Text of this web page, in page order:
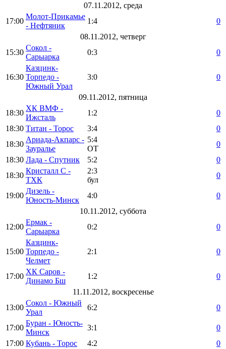
07.11.2012, среда
17:00
Молот-Прикамье
- Нефтяник
1:4
0
08.11.2012, четверг
15:30
Сокол -
Сарыарка
0:3 0
16:30
Казцинк-
Торпедо -
Южный Урал
3:0 0
09.11.2012, пятница
18:30
ХК ВМФ -
Ижсталь
1:2
0
18:30 Титан - Торос 3:4
0
18:30
Ариада-Акпарс -
Зауралье
5:4
ОТ
0
18:30 Лада - Спутник 5:2
0
18:30
Кристалл С -
ТХК
2:3
бул
0
19:00
Дизель -
Юность-Минск
4:0
0
10.11.2012, суббота
12:00
Ермак -
Сарыарка
0:2 0
15:00
Казцинк-
Торпедо -
Челмет
2:1 0
17:00
ХК Саров -
Динамо Бш
1:2
0
11.11.2012, воскресенье
13:00
Сокол - Южный
Урал
6:2 0
17:00
Буран - Юность-
Минск
3:1
0
17:00 Кубань - Торос 4:2
0